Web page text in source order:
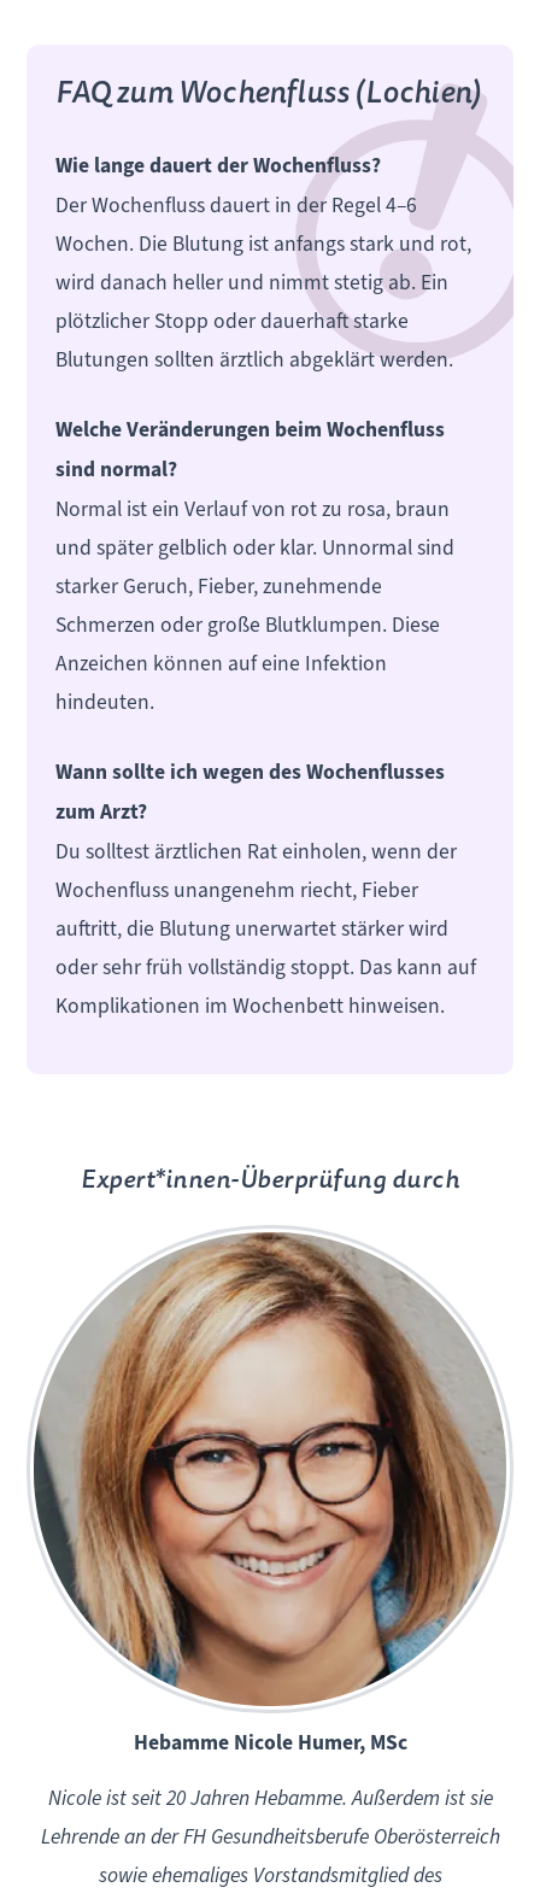
FAQ zum Wochenfluss (Lochien)
Wie lange dauert der Wochenfluss?
Der Wochenfluss dauert in der Regel 4–6
Wochen. Die Blutung ist anfangs stark und rot,
wird danach heller und nimmt stetig ab. Ein
plötzlicher Stopp oder dauerhaft starke
Blutungen sollten ärztlich abgeklärt werden.
Welche Veränderungen beim Wochenfluss
sind normal?
Normal ist ein Verlauf von rot zu rosa, braun
und später gelblich oder klar. Unnormal sind
starker Geruch, Fieber, zunehmende
Schmerzen oder große Blutklumpen. Diese
Anzeichen können auf eine Infektion
hindeuten.
Wann sollte ich wegen des Wochenflusses
zum Arzt?
Du solltest ärztlichen Rat einholen, wenn der
Wochenfluss unangenehm riecht, Fieber
auftritt, die Blutung unerwartet stärker wird
oder sehr früh vollständig stoppt. Das kann auf
Komplikationen im Wochenbett hinweisen.
Expert*innen-Überprüfung durch
Hebamme Nicole Humer, MSc
Nicole ist seit 20 Jahren Hebamme. Außerdem ist sie
Lehrende an der FH Gesundheitsberufe Oberösterreich
sowie ehemaliges Vorstandsmitglied des